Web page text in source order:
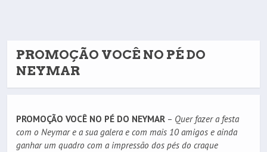
PROMOÇÃO VOCÊ NO PÉ DO
NEYMAR
PROMOÇÃO VOCÊ NO PÉ DO NEYMAR – Quer fazer a festa
com o Neymar e a sua galera e com mais 10 amigos e ainda
ganhar um quadro com a impressão dos pés do craque